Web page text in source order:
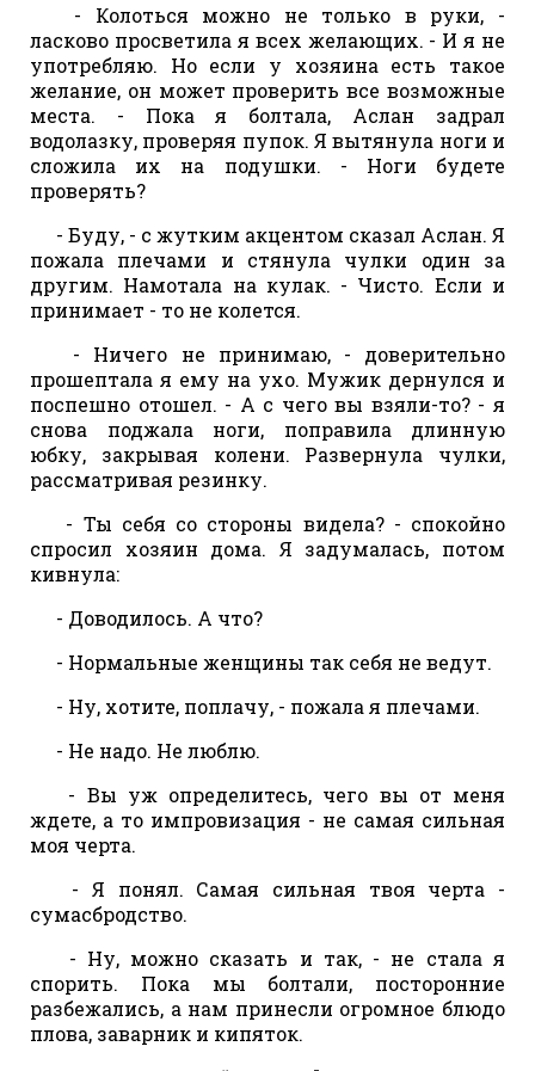
- Колоться можно не только в руки, -
ласково просветила я всех желающих. - И я не
употребляю. Но если у хозяина есть такое
желание, он может проверить все возможные
места. - Пока я болтала, Аслан задрал
водолазку, проверяя пупок. Я вытянула ноги и
сложила их на подушки. - Ноги будете
проверять?
- Буду, - с жутким акцентом сказал Аслан. Я
пожала плечами и стянула чулки один за
другим. Намотала на кулак. - Чисто. Если и
принимает - то не колется.
- Ничего не принимаю, - доверительно
прошептала я ему на ухо. Мужик дернулся и
поспешно отошел. - А с чего вы взяли-то? - я
снова поджала ноги, поправила длинную
юбку, закрывая колени. Развернула чулки,
рассматривая резинку.
- Ты себя со стороны видела? - спокойно
спросил хозяин дома. Я задумалась, потом
кивнула:
- Доводилось. А что?
- Нормальные женщины так себя не ведут.
- Ну, хотите, поплачу, - пожала я плечами.
- Не надо. Не люблю.
- Вы уж определитесь, чего вы от меня
ждете, а то импровизация - не самая сильная
моя черта.
- Я понял. Самая сильная твоя черта -
сумасбродство.
- Ну, можно сказать и так, - не стала я
спорить. Пока мы болтали, посторонние
разбежались, а нам принесли огромное блюдо
плова, заварник и кипяток.